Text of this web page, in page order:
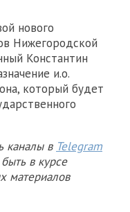
нового
Нижегородской
Константин
и.о.
который будет
каналы в Telegram
в курсе
материалов